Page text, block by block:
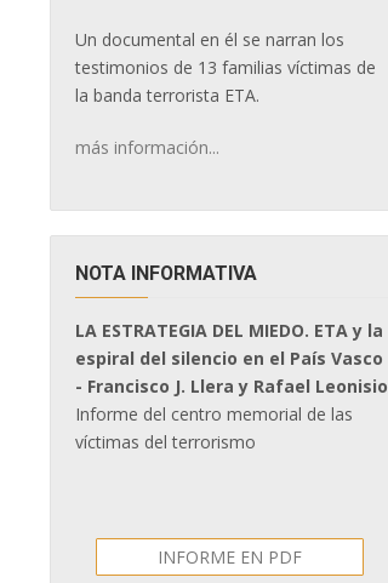
Un documental en él se narran los
testimonios de 13 familias víctimas de
la banda terrorista ETA.
más información...
NOTA INFORMATIVA
LA ESTRATEGIA DEL MIEDO. ETA y la
espiral del silencio en el País Vasco
- Francisco J. Llera y Rafael Leonisio
Informe del centro memorial de las
víctimas del terrorismo
INFORME EN PDF